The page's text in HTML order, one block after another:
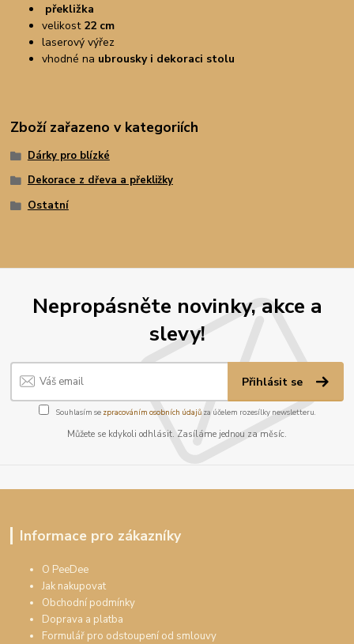
překližka
velikost 22 cm
laserový výřez
vhodné na ubrousky i dekoraci stolu
Zboží zařazeno v kategoriích
Dárky pro blízké
Dekorace z dřeva a překližky
Ostatní
Nepropásněte novinky, akce a
slevy!
Přihlásit se
Souhlasím se zpracováním osobních údajůza účelem rozesílky newsletteru.
Můžete se kdykoli odhlásit. Zasíláme jednou za měsíc.
Informace pro zákazníky
O PeeDee
Jak nakupovat
Obchodní podmínky
Doprava a platba
Formulář pro odstoupení od smlouvy